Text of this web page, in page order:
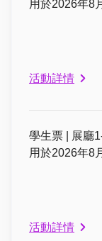
用於2026年8
活動詳情
學生票 | 展廳
用於2026年8
活動詳情